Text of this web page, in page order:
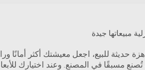
مبيعاتها جيدة
حديثة للبيع، اجعل معيشتك أكثر أمانًا
تُصنع مسبقًا في المصنع. وعند اختيارك